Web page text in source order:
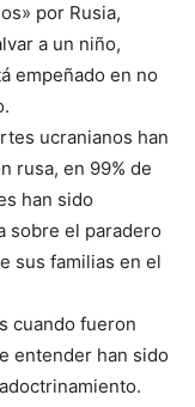
por Rusia,
a un niño,
empeñado en no
ucranianos han
rusa, en 99% de
han sido
sobre el paradero
sus familias en el
cuando fueron
entender han sido